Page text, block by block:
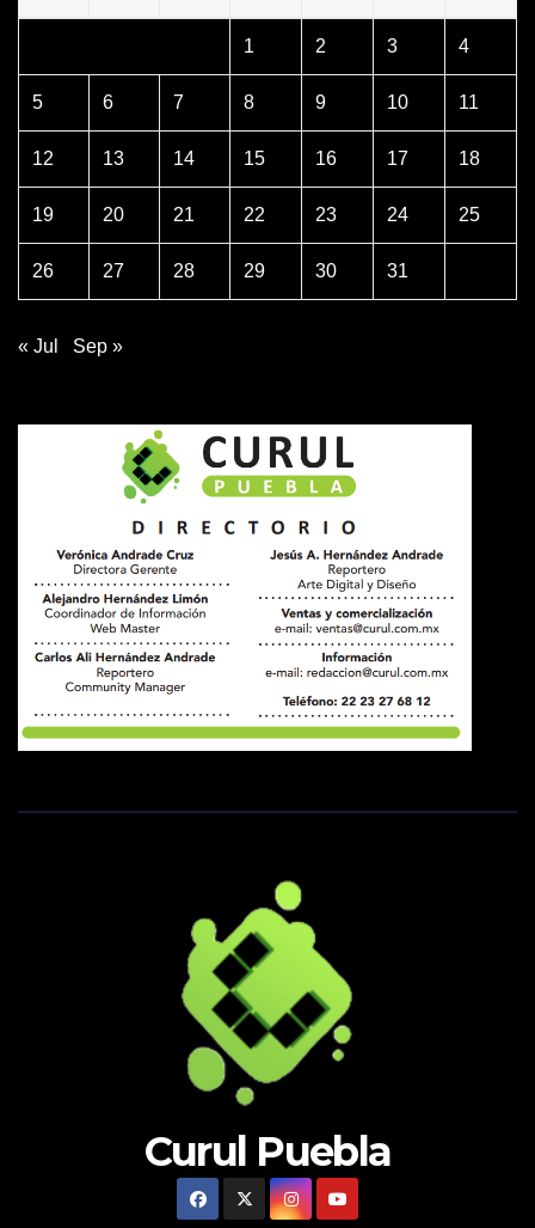
1 2 3 4
5 6 7 8 9 10 11
12 13 14 15 16 17 18
19 20 21 22 23 24 25
26 27 28 29 30 31
« Jul Sep »
Curul Puebla